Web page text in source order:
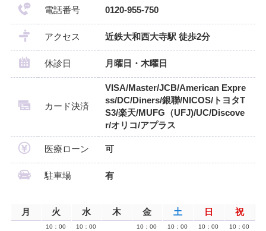
電話番号 0120-955-750
アクセス 近鉄大和西大寺駅 徒歩2分
休診日 月曜日・木曜日
カード決済
VISA/Master/JCB/American Expre
ss/DC/Diners/銀聯/NICOS/トヨタT
S3/楽天/MUFG（UFJ)/UC/Discove
r/オリコ/アプラス
医療ローン 可
駐車場 有
月 火 水 木 金 土 日 祝
10：00
10：00
10：00
10：00
10：00
10：00